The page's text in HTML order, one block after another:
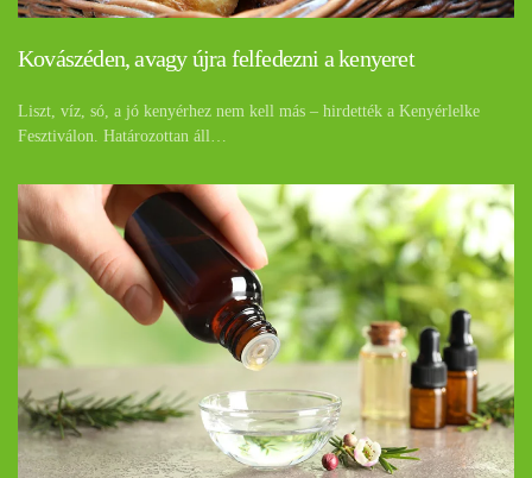
Kovászéden, avagy újra felfedezni a kenyeret
Liszt, víz, só, a jó kenyérhez nem kell más – hirdették a Kenyérlelke
Fesztiválon. Határozottan áll…